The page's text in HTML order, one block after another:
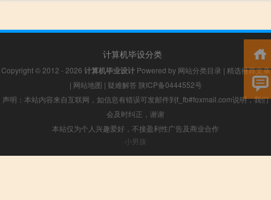
计算机毕设分类
Copyright © 2012 - 2026 计算机毕业设计Powered by 网站分类目录 | 精选推荐文章
| 网站地图 | 疑难解答 陕ICP备0444552号
声明：本站内容来自互联网，如信息有错误可发邮件到f_fb#foxmail.com说明，我们
会及时纠正，谢谢
本站仅为个人兴趣爱好，不接盈利性广告及商业合作
小男孩